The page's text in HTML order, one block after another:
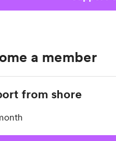
a member
from shore